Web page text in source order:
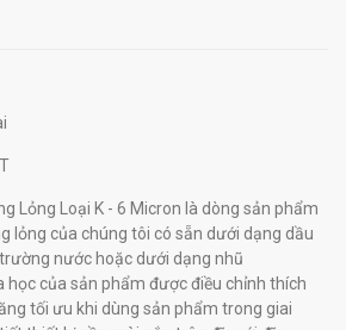
Lỏng Loại K - 6 Micron là dòng sản phẩm
lỏng của chúng tôi có sẵn dưới dạng dầu
nước hoặc dưới dạng nhũ
của sản phẩm được điều chỉnh thích
tối ưu khi dùng sản phẩm trong giai